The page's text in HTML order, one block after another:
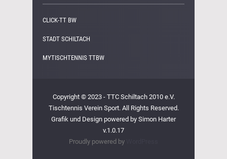
CLICK-TT BW
STADT SCHILTACH
MYTISCHTENNIS TTBW
Copyright © 2023 - TTC Schiltach 2010 e.V.
Tischtennis Verein Sport. All Rights Reserved.
Grafik und Design powered by Simon Harter
v.1.0.17
Proudly powered by